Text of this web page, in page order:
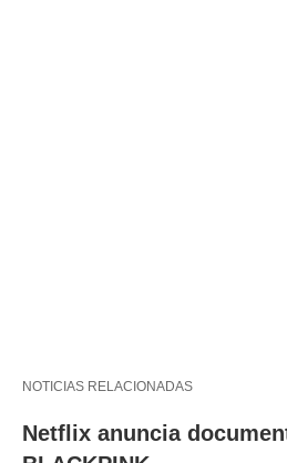
NOTICIAS RELACIONADAS
Netflix anuncia